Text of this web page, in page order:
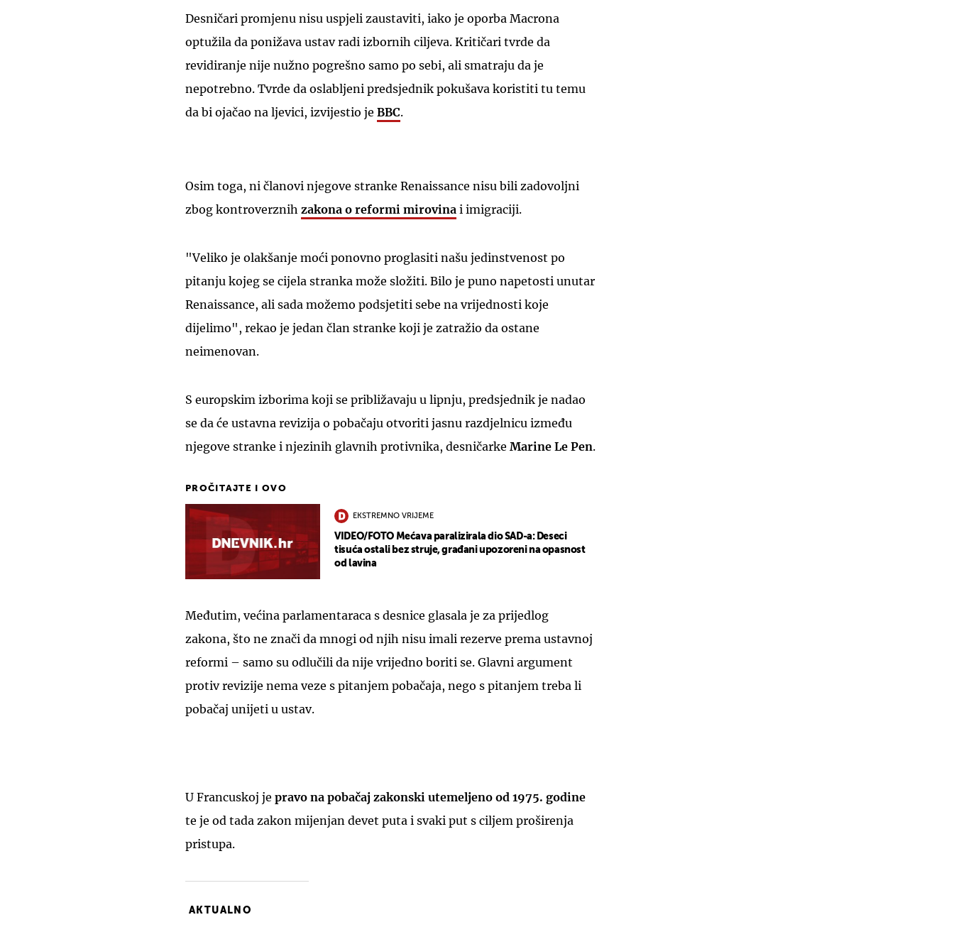
Desničari promjenu nisu uspjeli zaustaviti, iako je oporba Macrona
optužila da ponižava ustav radi izbornih ciljeva. Kritičari tvrde da
revidiranje nije nužno pogrešno samo po sebi, ali smatraju da je
nepotrebno. Tvrde da oslabljeni predsjednik pokušava koristiti tu temu
da bi ojačao na ljevici, izvijestio je BBC.
Osim toga, ni članovi njegove stranke Renaissance nisu bili zadovoljni
zbog kontroverznih zakona o reformi mirovina i imigraciji.
"Veliko je olakšanje moći ponovno proglasiti našu jedinstvenost po
pitanju kojeg se cijela stranka može složiti. Bilo je puno napetosti unutar
Renaissance, ali sada možemo podsjetiti sebe na vrijednosti koje
dijelimo", rekao je jedan član stranke koji je zatražio da ostane
neimenovan.
S europskim izborima koji se približavaju u lipnju, predsjednik je nadao
se da će ustavna revizija o pobačaju otvoriti jasnu razdjelnicu između
njegove stranke i njezinih glavnih protivnika, desničarke Marine Le Pen.
PROČITAJTE I OVO
EKSTREMNO VRIJEME
VIDEO/FOTO Mećava paralizirala dio SAD-a: Deseci
tisuća ostali bez struje, građani upozoreni na opasnost
od lavina
Međutim, većina parlamentaraca s desnice glasala je za prijedlog
zakona, što ne znači da mnogi od njih nisu imali rezerve prema ustavnoj
reformi – samo su odlučili da nije vrijedno boriti se. Glavni argument
protiv revizije nema veze s pitanjem pobačaja, nego s pitanjem treba li
pobačaj unijeti u ustav.
U Francuskoj je pravo na pobačaj zakonski utemeljeno od 1975. godine
te je od tada zakon mijenjan devet puta i svaki put s ciljem proširenja
pristupa.
AKTUALNO
UKLJUČITE NOTIFIKACIJE